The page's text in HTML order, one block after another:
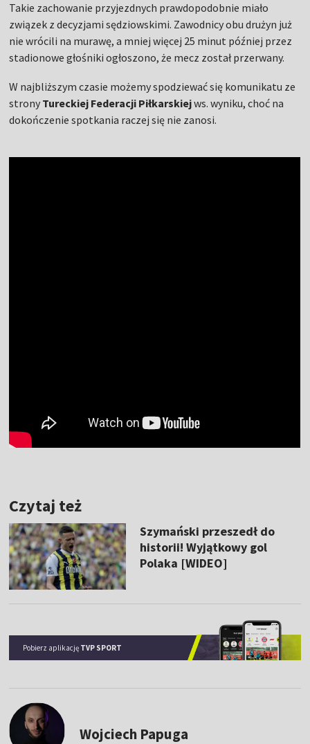
Takie zachowanie przyjezdnych prawdopodobnie miało
związek z decyzjami sędziowskimi. Zawodnicy obu drużyn już
nie wrócili na murawę, a mniej więcej 25 minut później przez
stadionowe głośniki ogłoszono, że mecz został przerwany.
W najbliższym czasie możemy spodziewać się komunikatu ze
strony Tureckiej Federacji Piłkarskiejws. wyniku, choć na
dokończenie spotkania raczej się nie zanosi.
Czytaj też
Szymański przeszedł do
historii! Wyjątkowy gol
Polaka [WIDEO]
Pobierz aplikację TVP SPORT
Wojciech Papuga